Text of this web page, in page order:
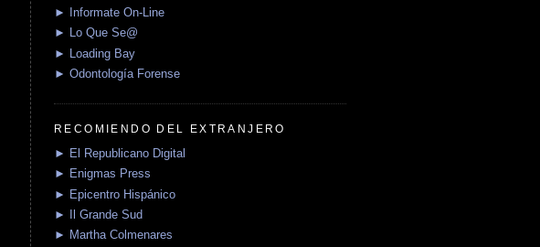
► Informate On-Line
► Lo Que Se@
► Loading Bay
► Odontología Forense
RECOMIENDO DEL EXTRANJERO
► El Republicano Digital
► Enigmas Press
► Epicentro Hispánico
► Il Grande Sud
► Martha Colmenares